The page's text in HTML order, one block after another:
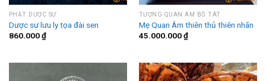
PHẬT DƯỢC SƯ
Dược sư lưu ly tọa đài sen
860.000₫
TƯỢNG QUAN ÂM BỒ TÁT
Mẹ Quan Âm thiên thủ thiên nhãn
45.000.000₫